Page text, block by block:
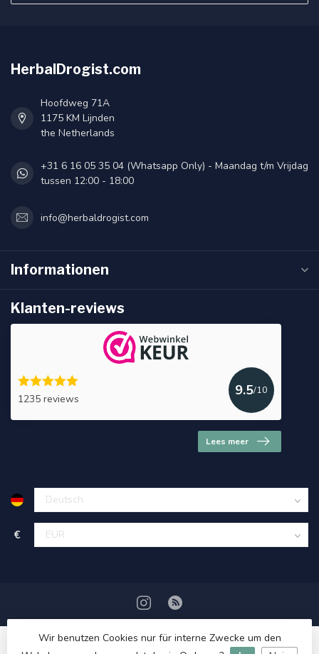
HerbalDrogist.com
Hoofdweg 71A
1175 KM Lijnden
the Netherlands
+31 6 16 05 35 04 (Whatsapp Only) - Maandag t/m Vrijdag
tussen 12:00 - 18:00
info@herbaldrogist.com
Informationen
Klanten-reviews
1235 reviews
9.5/10
Lees meer
€
Wir benutzen Cookies nur für interne Zwecke um den